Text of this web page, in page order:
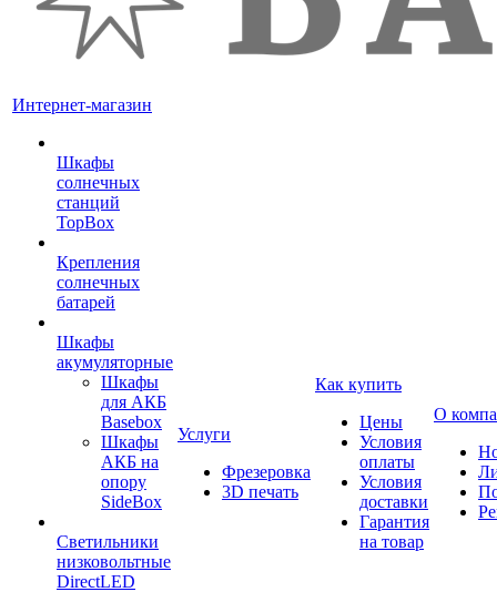
Интернет-магазин
Шкафы
солнечных
станций
TopBox
Крепления
солнечных
батарей
Шкафы
акумуляторные
Шкафы
для АКБ
Basebox
Шкафы
АКБ на
опору
SideBox
Светильники
низковольтные
DirectLED
Услуги
Фрезеровка
3D печать
Как купить
Цены
Условия
оплаты
Условия
доставки
Гарантия
на товар
О